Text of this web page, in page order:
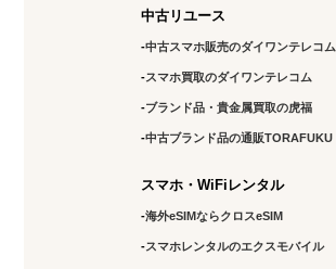
中古リユース
中古スマホ販売のダイワンテレコム
スマホ買取のダイワンテレコム
ブランド品・貴金属買取の虎福
中古ブランド品の通販TORAFUKU
スマホ・WiFiレンタル
海外eSIMならクロスeSIM
スマホレンタルのエクスモバイル